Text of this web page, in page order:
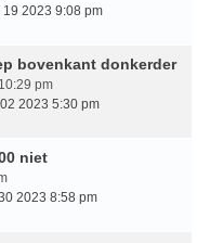
19 2023 9:08 pm
bovenkant donkerder
pm
2023 5:30 pm
niet
2023 8:58 pm